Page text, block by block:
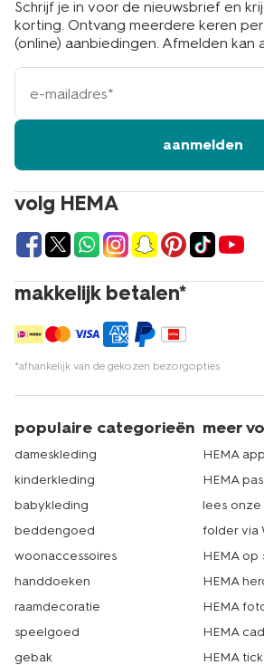
volg HEMA
makkelijk betalen*
*afhankelijk van de gekozen bezorgopties
Schrijf je in voor de nieuwsbrief en
korting. Ontvang meerdere keren
(online) aanbiedingen. Afmelden kan
e-
mailadres
aanmelden
populaire categorieën
dameskleding
kinderkleding
babykleding
beddengoed
woonaccessoires
handdoeken
raamdecoratie
speelgoed
gebak
meer
HEMA app
HEMA pas
lees
folder via
HEMA op
HEMA
HEMA
HEMA
HEMA